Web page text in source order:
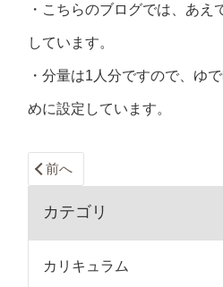
・こちらのブログでは、あえ
しています。
・分量は1人分ですので、ゆ
めに設定しています。
前へ
カテゴリ
カリキュラム